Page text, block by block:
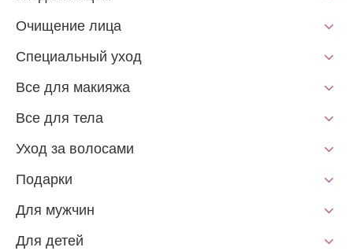
Очищение лица
Специальный уход
Все для макияжа
Все для тела
Уход за волосами
Подарки
Для мужчин
Для детей